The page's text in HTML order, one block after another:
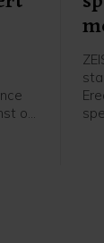
op